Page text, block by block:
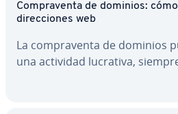
Co­m­pra­ve­n­ta de dominios:
di­re­c­cio­nes web
La co­m­pra­ve­n­ta de dominios
una actividad lucrativa,